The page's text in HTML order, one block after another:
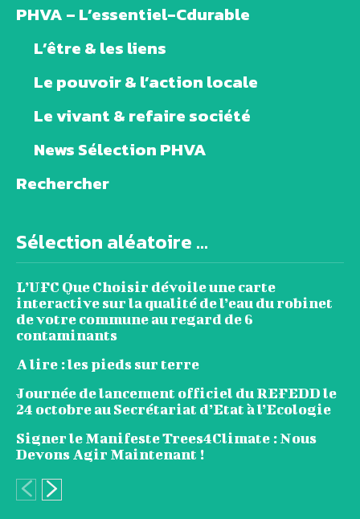
PHVA – L’essentiel-Cdurable
L’être & les liens
Le pouvoir & l’action locale
Le vivant & refaire société
News Sélection PHVA
Rechercher
Sélection aléatoire ...
L’UFC Que Choisir dévoile une carte
interactive sur la qualité de l’eau du robinet
de votre commune au regard de 6
contaminants
A lire : les pieds sur terre
Journée de lancement officiel du REFEDD le
24 octobre au Secrétariat d’Etat à l’Ecologie
Signer le Manifeste Trees4Climate : Nous
Devons Agir Maintenant !